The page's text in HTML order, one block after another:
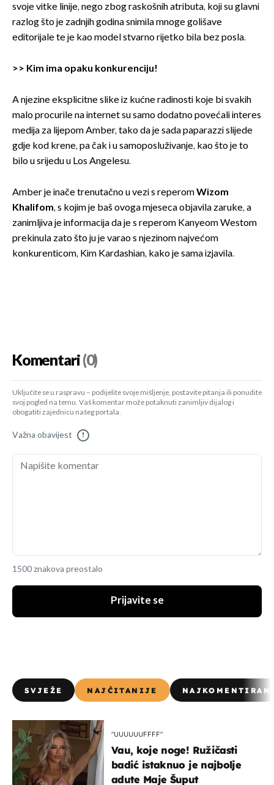
svoje vitke linije, nego zbog raskošnih atributa, koji su glavni
razlog što je zadnjih godina snimila mnoge golišave
editorijale te je kao model stvarno rijetko bila bez posla.
>> Kim ima opaku konkurenciju!
A njezine eksplicitne slike iz kućne radinosti koje bi svakih
malo procurile na internet su samo dodatno povećali interes
medija za lijepom Amber, tako da je sada paparazzi slijede
gdje kod krene, pa čak i u samoposluživanje, kao što je to
bilo u srijedu u Los Angelesu.
Amber je inače trenutačno u vezi s reperomWizom
Khalifom, s kojim je baš ovoga mjeseca objavila zaruke, a
zanimljiva je informacija da je s reperom Kanyeom Westom
prekinula zato što ju je varao s njezinom najvećom
konkurenticom, Kim Kardashian, kako je sama izjavila.
Komentari(0)
Uključite se u raspravu – podijelite svoje mišljenje, postavite pitanja ili ponudite
svoj pogled na temu. Vaš komentar može potaknuti zanimljiv dijalog i
obogatiti zajednicu našeg portala.
Važna obavijest !
1500 znakova preostalo
Prijavite se
SVJEŽE NAJČITANIJE
"UUUUUUFFFF"
Vau, koje noge! Ružičasti
badić istaknuo je najbolje
adute Maje Šuput